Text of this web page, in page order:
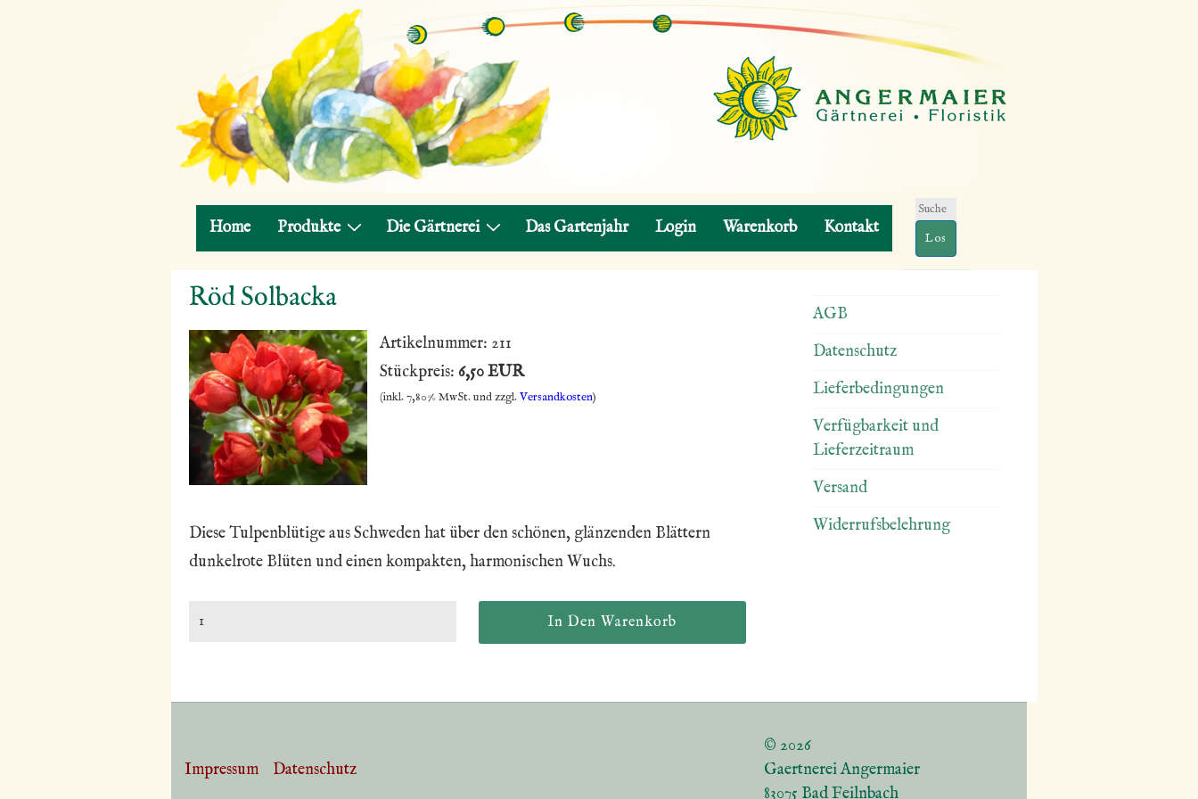
Hauptnavigation
Home Produkte Die Gärtnerei Das Gartenjahr Login Warenkorb Kontakt
Suchen
nach:
Röd Solbacka
Artikelnummer: 211
Stückpreis: 6,50 EUR
(inkl. 7,80% MwSt. und zzgl.Versandkosten)
Diese Tulpenblütige aus Schweden hat über den schönen, glänzenden Blättern
dunkelrote Blüten und einen kompakten, harmonischen Wuchs.
AGB
Datenschutz
Lieferbedingungen
Verfügbarkeit und
Lieferzeitraum
Versand
Widerrufsbelehrung
Footer-
Impressum Datenschutz
© 2026
Gaertnerei Angermaier
83075 Bad Feilnbach